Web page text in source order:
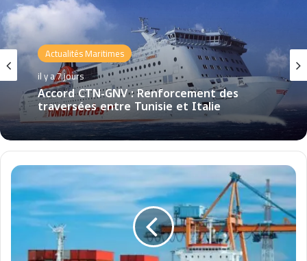
Actualités Maritimes
il y a 7 jours
Accord CTN-GNV : Renforcement des
traversées entre Tunisie et Italie
P
o
r
t